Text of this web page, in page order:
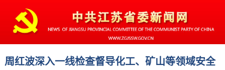
周红波深入一线检查督导化工、矿山等领域安全